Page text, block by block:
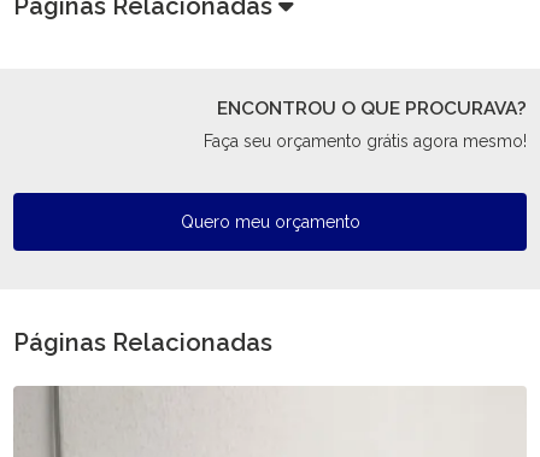
Páginas Relacionadas
ENCONTROU O QUE PROCURAVA?
Faça seu orçamento grátis agora mesmo!
Quero meu orçamento
Páginas Relacionadas